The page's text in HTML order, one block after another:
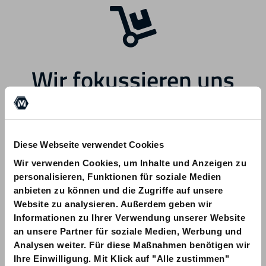
Diese Webseite verwendet Cookies
Wir verwenden Cookies, um Inhalte und Anzeigen zu
personalisieren, Funktionen für soziale Medien
anbieten zu können und die Zugriffe auf unsere
Website zu analysieren. Außerdem geben wir
Informationen zu Ihrer Verwendung unserer Website
an unsere Partner für soziale Medien, Werbung und
Analysen weiter. Für diese Maßnahmen benötigen wir
Ihre Einwilligung. Mit Klick auf "Alle zustimmen"
Wir fokussieren uns
zukünftig auf andere
Bereiche.
Bei Fragen zu Ihrer Bestellung wenden
Sie sich bitte an info@am-quality.com